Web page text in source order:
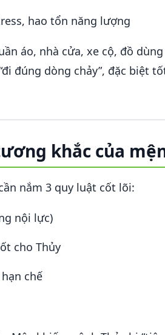
hao tổn năng lượng
áo, nhà cửa, xe cộ, đồ
đúng dòng chảy”, đặc biệt
khắc của
nắm 3 quy luật cốt lõi:
nội lực)
cho Thủy
chế